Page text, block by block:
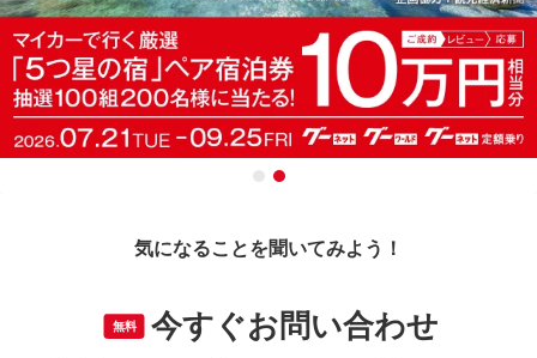
気になることを聞いてみよう！
無料 今すぐお問い合わせ